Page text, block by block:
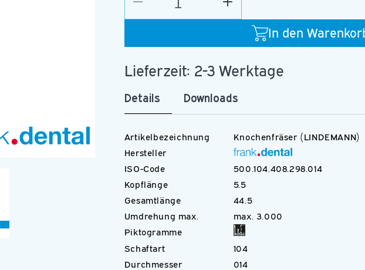
In den
Verringere
die
Erhöhe
die
Menge
Lieferzeit: 2-3 Werktage
Details Downloads
Artikelbezeichnung
Knochenfräser (LINDEMANN)
Hersteller
ISO-Code
500.104.408.298.014
Kopflänge
5.5
Gesamtlänge
44.5
Umdrehung max.
max. 3.000
Piktogramme
Schaftart
104
Durchmesser
014